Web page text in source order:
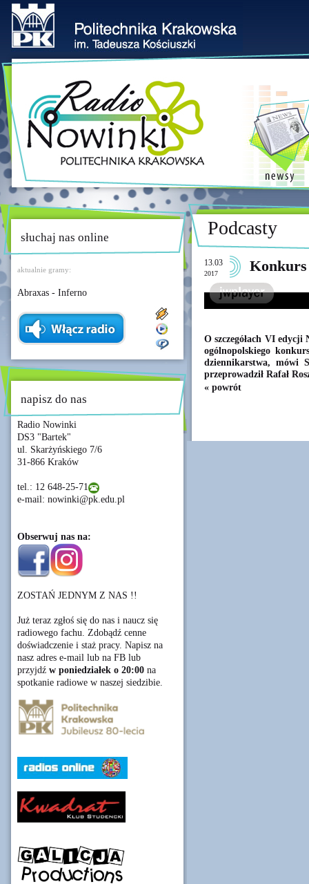
słuchaj nas online
aktualnie gramy:
Abraxas - Inferno
napisz do nas
Radio Nowinki
DS3 "Bartek"
ul. Skarżyńskiego 7/6
31-866 Kraków
tel.: 12 648-25-71
e-mail: nowinki@pk.edu.pl
Obserwuj nas na:
ZOSTAŃ JEDNYM Z NAS !!
Już teraz zgłoś się do nas i naucz się
radiowego fachu. Zdobądź cenne
doświadczenie i staż pracy. Napisz na
nasz adres e-mail lub na FB lub
przyjdź w poniedziałek o 20:00 na
spotkanie radiowe w naszej siedzibie.
Podcasty
13.03
2017 Konkurs
O szczegółach VI
ogólnopolskiego
dziennikarstwa, mówi
przeprowadził Rafał
« powrót